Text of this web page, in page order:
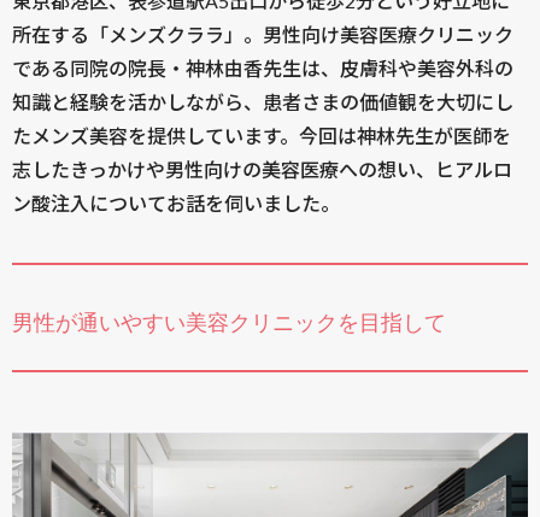
所在する「メンズクララ」。男性向け美容医療クリニック
である同院の院長・神林由香先生は、皮膚科や美容外科の
知識と経験を活かしながら、患者さまの価値観を大切にし
たメンズ美容を提供しています。今回は神林先生が医師を
志したきっかけや男性向けの美容医療への想い、ヒアルロ
ン酸注入についてお話を伺いました。
男性が通いやすい美容クリニックを目指して